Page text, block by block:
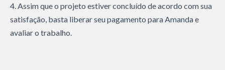
4. Assim que o projeto estiver concluído de acordo com sua
satisfação, basta liberar seu pagamento para Amanda e
avaliar o trabalho.